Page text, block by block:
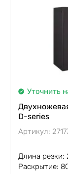
Уточнить
D-series
Артикул:
Длина
Раскрытие: